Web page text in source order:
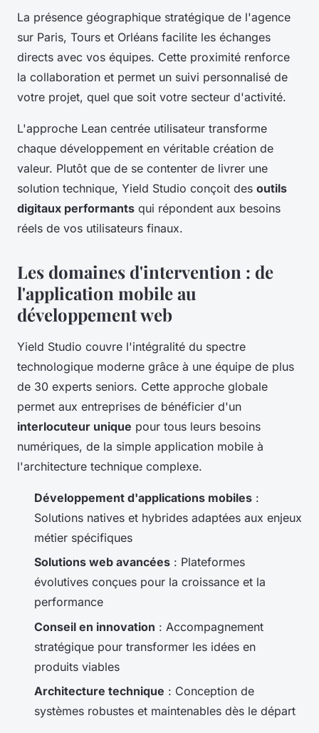
La présence géographique stratégique de l'agence
sur Paris, Tours et Orléans facilite les échanges
directs avec vos équipes. Cette proximité renforce
la collaboration et permet un suivi personnalisé de
votre projet, quel que soit votre secteur d'activité.
L'approche Lean centrée utilisateur transforme
chaque développement en véritable création de
valeur. Plutôt que de se contenter de livrer une
solution technique, Yield Studio conçoit des outils
digitaux performants qui répondent aux besoins
réels de vos utilisateurs finaux.
Les domaines d'intervention : de
l'application mobile au
développement web
Yield Studio couvre l'intégralité du spectre
technologique moderne grâce à une équipe de plus
de 30 experts seniors. Cette approche globale
permet aux entreprises de bénéficier d'un
interlocuteur unique pour tous leurs besoins
numériques, de la simple application mobile à
l'architecture technique complexe.
Développement d'applications mobiles :
Solutions natives et hybrides adaptées aux enjeux
métier spécifiques
Solutions web avancées : Plateformes
évolutives conçues pour la croissance et la
performance
Conseil en innovation : Accompagnement
stratégique pour transformer les idées en
produits viables
Architecture technique : Conception de
systèmes robustes et maintenables dès le départ